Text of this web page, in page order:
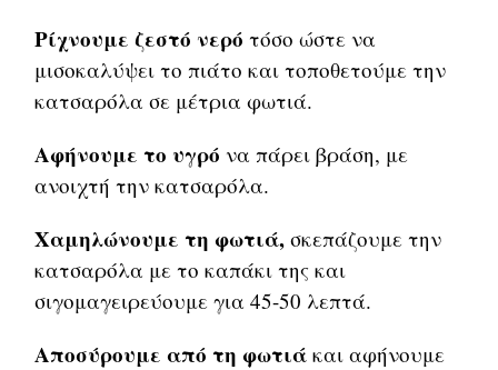
Ρίχνουμε ζεστό νερό τόσο ώστε να
μισοκαλύψει το πιάτο και τοποθετούμε την
κατσαρόλα σε μέτρια φωτιά.
Αφήνουμε το υγρό να πάρει βράση, με
ανοιχτή την κατσαρόλα.
Χαμηλώνουμε τη φωτιά, σκεπάζουμε την
κατσαρόλα με το καπάκι της και
σιγομαγειρεύουμε για 45-50 λεπτά.
Αποσύρουμε από τη φωτιά και αφήνουμε